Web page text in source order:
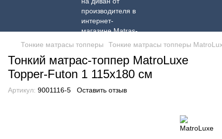
Тонкие матрасы топперы Тонкие матрасы топперы
Тонкий матрас-топпер MatroLuxe
Topper-Futon 1 115x180 см
Артикул: 9001116-5 Оставить отзыв